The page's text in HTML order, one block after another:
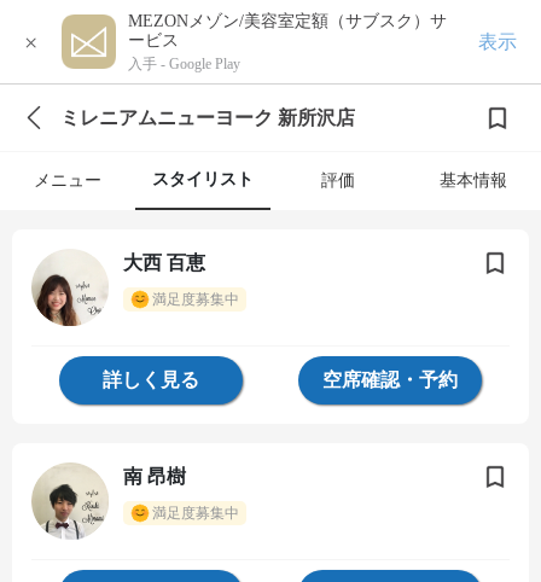
×
MEZONメゾン/美容室定額（サブスク）サ
ービス
入手 - Google Play
表示
ミレニアムニューヨーク 新所沢店
メニュー スタイリスト 評価 基本情報
大西 百恵
満足度募集中
詳しく見る 空席確認・予約
南 昂樹
満足度募集中